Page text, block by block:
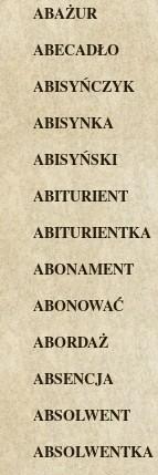
ABAŻUR
ABECADŁO
ABISYŃCZYK
ABISYNKA
ABISYŃSKI
ABITURIENT
ABITURIENTKA
ABONAMENT
ABONOWAĆ
ABORDAŻ
ABSENCJA
ABSOLWENT
ABSOLWENTKA